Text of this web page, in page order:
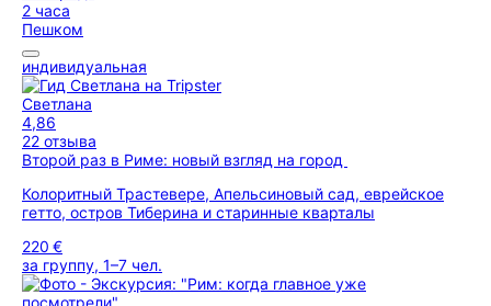
2 часа
Пешком
индивидуальная
Светлана
4,86
22 отзыва
Второй раз в Риме: новый взгляд на город
Колоритный Трастевере, Апельсиновый сад, еврейское
гетто, остров Тиберина и старинные кварталы
220 €
за группу, 1–7 чел.